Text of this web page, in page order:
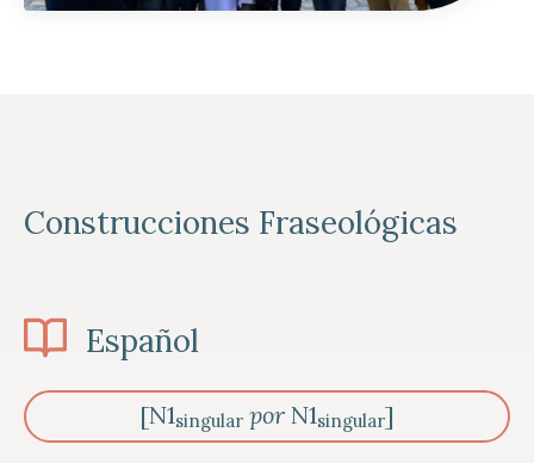
Construcciones Fraseológicas
Español
[N1singular por N1singular]